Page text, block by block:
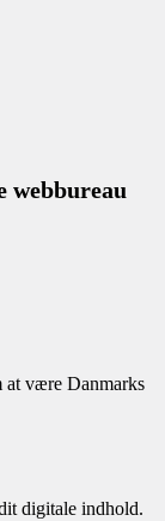
webbureau
at være Danmarks
digitale indhold.